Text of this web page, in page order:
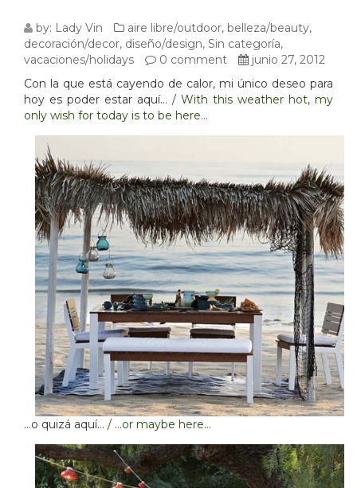
CALOR
/
HOT
by: Lady Vin aire libre/outdoor, belleza/beauty,
decoración/decor, diseño/design, Sin categoría,
vacaciones/holidays
0 comment
junio 27, 2012
Con la que está cayendo de calor, mi único deseo para
hoy es poder estar aquí… / With this weather hot, my
only wish for today is to be here…
…o quizá aquí… / …or maybe here…